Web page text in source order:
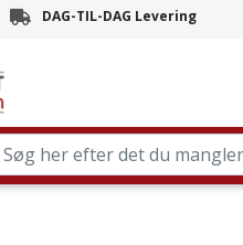
Branchens hurtigste levering
DAG-TIL-DAG Levering